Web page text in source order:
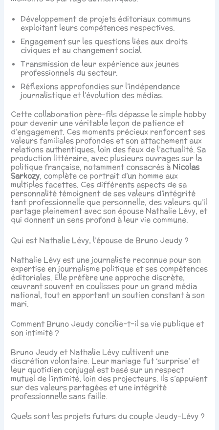
Développement de projets éditoriaux communs
exploitant leurs compétences respectives.
Engagement sur les questions liées aux droits
civiques et au changement social.
Transmission de leur expérience aux jeunes
professionnels du secteur.
Réflexions approfondies sur l’indépendance
journalistique et l’évolution des médias.
Cette collaboration père-fils dépasse le simple hobby
pour devenir une véritable leçon de patience et
d’engagement. Ces moments précieux renforcent ses
valeurs familiales profondes et son attachement aux
relations authentiques, loin des feux de l’actualité. Sa
production littéraire, avec plusieurs ouvrages sur la
politique française, notamment consacrés à Nicolas
Sarkozy, complète ce portrait d’un homme aux
multiples facettes. Ces différents aspects de sa
personnalité témoignent de ses valeurs d’intégrité
tant professionnelle que personnelle, des valeurs qu’il
partage pleinement avec son épouse Nathalie Lévy, et
qui donnent un sens profond à leur vie commune.
Qui est Nathalie Lévy, l’épouse de Bruno Jeudy ?
Nathalie Lévy est une journaliste reconnue pour son
expertise en journalisme politique et ses compétences
éditoriales. Elle préfère une approche discrète,
œuvrant souvent en coulisses pour un grand média
national, tout en apportant un soutien constant à son
mari.
Comment Bruno Jeudy concilie-t-il sa vie publique et
son intimité ?
Bruno Jeudy et Nathalie Lévy cultivent une
discrétion volontaire. Leur mariage fut ‘surprise’ et
leur quotidien conjugal est basé sur un respect
mutuel de l’intimité, loin des projecteurs. Ils s’appuient
sur des valeurs partagées et une intégrité
professionnelle sans faille.
Quels sont les projets futurs du couple Jeudy-Lévy ?